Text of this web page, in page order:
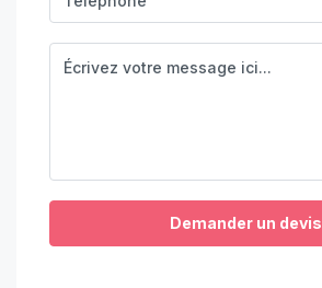
Demander un devis